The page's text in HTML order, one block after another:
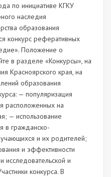
по инициативе КГКУ
наследия
образования
конкурс реферативных
Положение о
в разделе «Конкурсы», на
Красноярского края, на
образования
— популяризация
расположенных на
— использование
в гражданско-
и их родителей;
и эффективности
исследовательской и
конкурса. В